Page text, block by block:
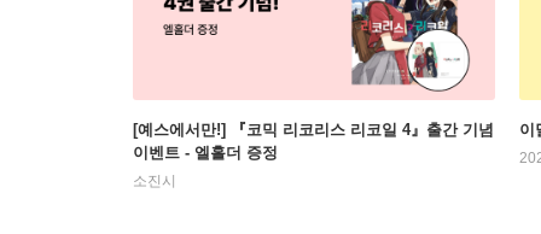
[예스에서만!] 『코믹 리코리스 리코일 4』출간 기념
이벤트 - 엘홀더 증정
소진시
이